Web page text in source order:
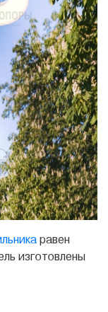
равен
изготовлены